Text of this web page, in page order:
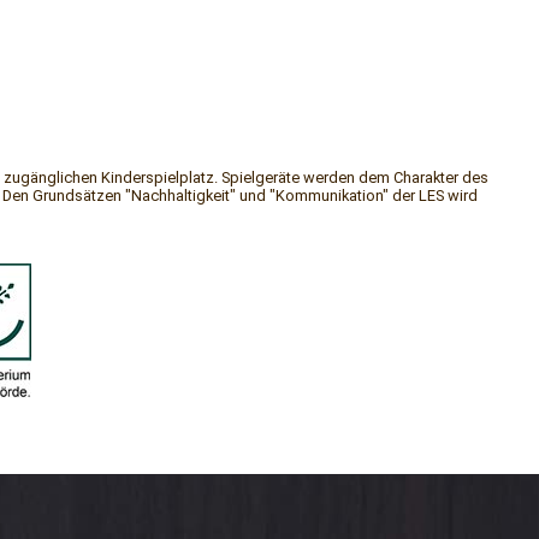
Kinderspielplatz. Spielgeräte werden dem Charakter des
Grundsätzen "Nachhaltigkeit" und "Kommunikation" der LES wird